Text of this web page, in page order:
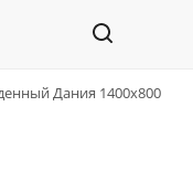
Дания 1400х800